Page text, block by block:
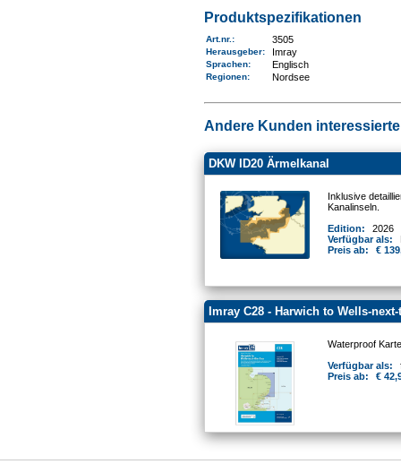
Produktspezifikationen
Art.nr. : 3505
Herausgeber: Imray
Sprachen: Englisch
Regionen: Nordsee
Andere Kunden
DKW ID20 Ärmelkanal
Inklusive
Kanalinseln.
Edition:
2026
Verfügbar als:
Preis ab:
€
Imray C28 - Harwich to Wells-next-
Waterproof
Verfügbar als:
Preis ab:
€